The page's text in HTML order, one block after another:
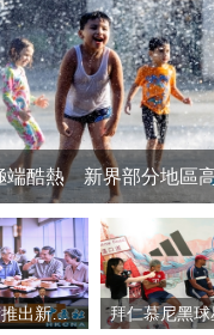
端酷熱 新界部分地區
香港特區政府推出新一批銀色債券 每手1萬元保底息4.25厘